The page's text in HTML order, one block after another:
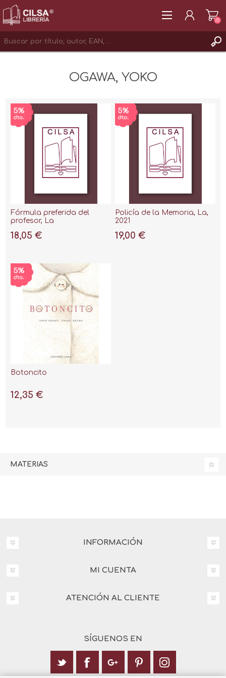
INICIAR SESIÓN
(0)
OGAWA, YOKO
Fórmula preferida del
profesor, La
18,05 €
Policía de la Memoria, La,
2021
19,00 €
Botoncito
12,35 €
MATERIAS
INFORMACIÓN
MI CUENTA
ATENCIÓN AL CLIENTE
SÍGUENOS EN